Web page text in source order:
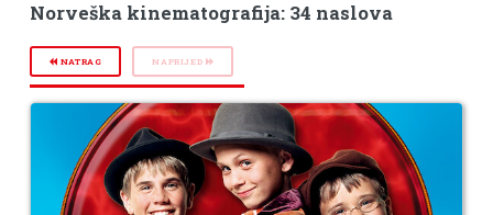
Norveška kinematografija: 34 naslova
NATRAG NAPRIJED